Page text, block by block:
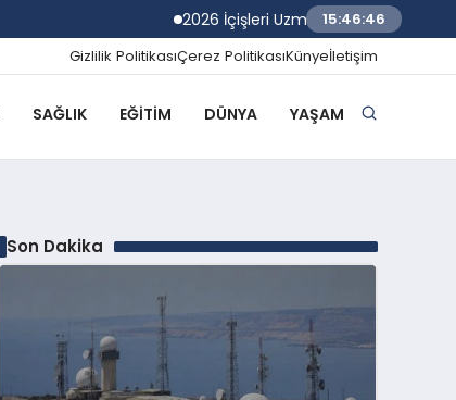
2026 İçişleri Uzman Yardımcılığı Sınav
15:46:47
Gizlilik PolitikasıÇerez PolitikasıKünyeİletişim
SAĞLIK EĞITIM DÜNYA YAŞAM
Son Dakika